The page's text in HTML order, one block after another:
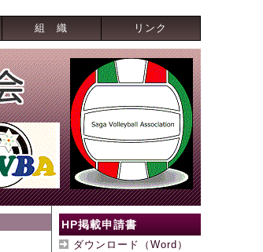
組 織 リンク
HP掲載申請書
ダウンロード（Word）